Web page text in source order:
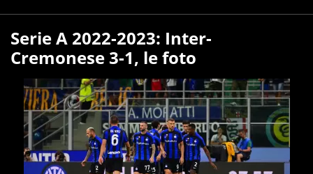
Serie A 2022-2023: Inter-
Cremonese 3-1, le foto